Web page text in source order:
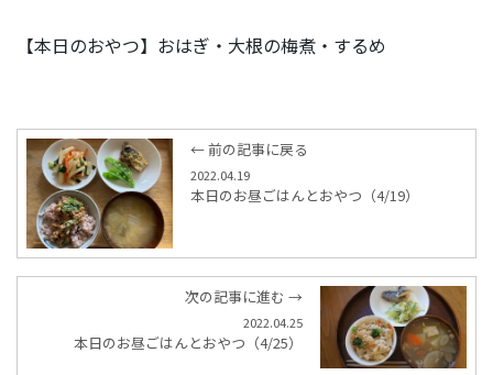
【本日のおやつ】おはぎ・大根の梅煮・するめ
← 前の記事に戻る
2022.04.19
本日のお昼ごはんとおやつ（4/19）
次の記事に進む →
2022.04.25
本日のお昼ごはんとおやつ（4/25）